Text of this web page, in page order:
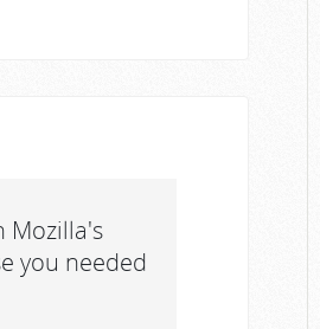
Mozilla's
you needed